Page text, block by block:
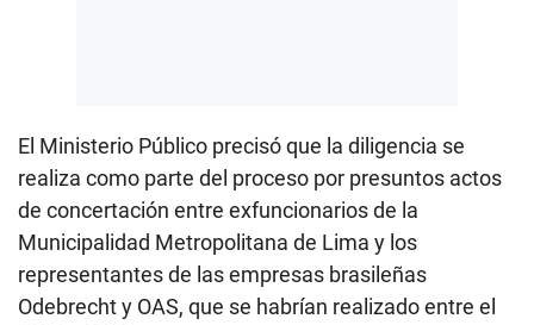
El Ministerio Público precisó que la diligencia se
realiza como parte del proceso por presuntos actos
de concertación entre exfuncionarios de la
Municipalidad Metropolitana de Lima y los
representantes de las empresas brasileñas
Odebrecht y OAS, que se habrían realizado entre el